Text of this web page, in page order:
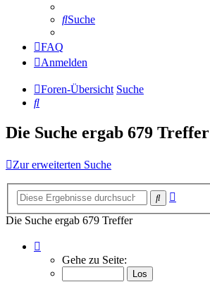
Suche
FAQ
Anmelden
Foren-Übersicht Suche
Suche
Die Suche ergab 679 Treffer
Zur erweiterten Suche
Suche
Die Suche ergab 679 Treffer
von
Gehe zu Seite: